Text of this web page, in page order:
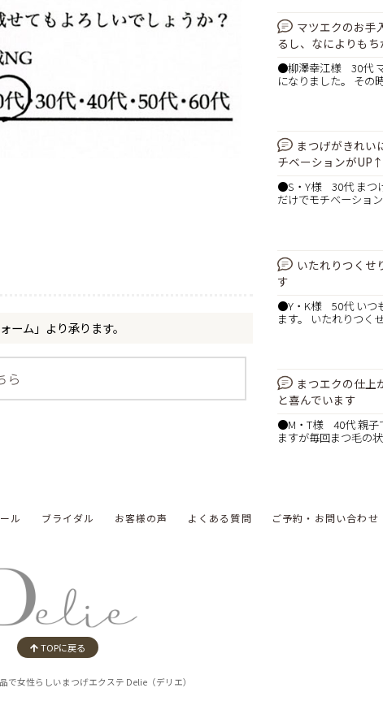
ーム」より承ります。
ら
マツエクのお手
るし、なによりも
●柳澤幸江様 30代
になりました。 その
まつげがきれい
チベーションが
●S・Y様 30代 まつ
だけでモチベーショ
いたれりつくせ
す
●Y・K様 50代 いつ
ます。 いたれりつく
まつエクの仕上
と喜んでいます
●M・T様 40代 親子
ますが毎回まつ毛の
ル ブライダル お客様の声 よくある質問 ご予約・お問い合わせ
TOPに戻る
で女性らしいまつげエクステ Delie（デリエ）